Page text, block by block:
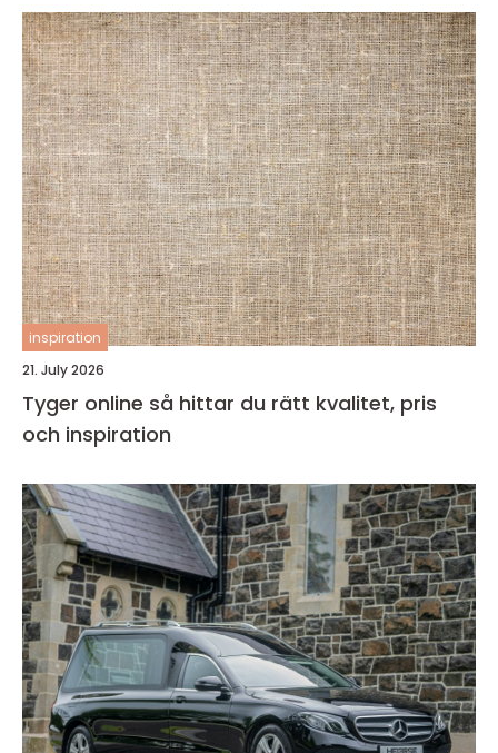
inspiration
21. July 2026
Tyger online så hittar du rätt kvalitet, pris
och inspiration